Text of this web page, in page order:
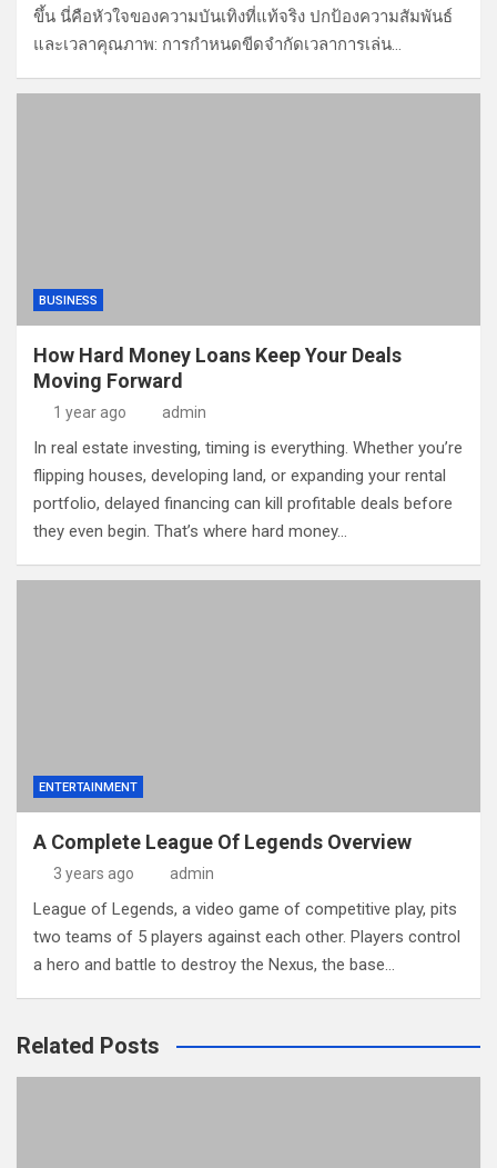
ขึ้น นี่คือหัวใจของความบันเทิงที่แท้จริง ปกป้องความสัมพันธ์
และเวลาคุณภาพ: การกำหนดขีดจำกัดเวลาการเล่น…
BUSINESS
How Hard Money Loans Keep Your Deals
Moving Forward
1 year ago admin
In real estate investing, timing is everything. Whether you’re
flipping houses, developing land, or expanding your rental
portfolio, delayed financing can kill profitable deals before
they even begin. That’s where hard money…
ENTERTAINMENT
A Complete League Of Legends Overview
3 years ago admin
League of Legends, a video game of competitive play, pits
two teams of 5 players against each other. Players control
a hero and battle to destroy the Nexus, the base…
Related Posts